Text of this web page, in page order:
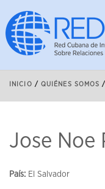
INICIO / QUIÉNES SOMOS /
Jose Noe
País: El Salvador